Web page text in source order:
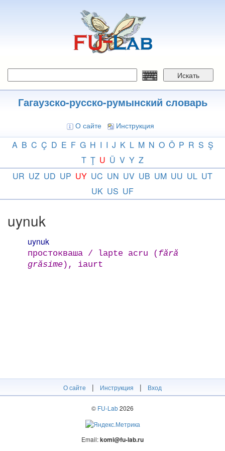
Искать
Гагаузско-русско-румынский словарь
О сайте Инструкция
A B C Ç D E F G H I I J K L M N O Ö P R S Ş
T Ţ U Ü V Y Z
UR UZ UD UP UY UC UN UV UB UM UU UL UT
UK US UF
uynuk
uynuk
простокваша / lapte acru ( fără
grăsime), iaurt
О сайте | Инструкция | Вход
© FU-Lab2026
Email:komi@fu-lab.ru